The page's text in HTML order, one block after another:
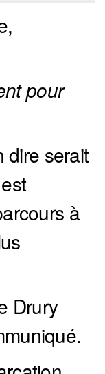
pour
dire serait
à
Drury